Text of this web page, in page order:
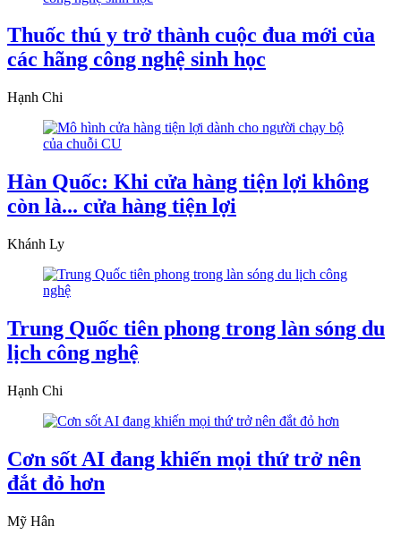
Thuốc thú y trở thành cuộc đua mới của
các hãng công nghệ sinh học
Hạnh Chi
Hàn Quốc: Khi cửa hàng tiện lợi không
còn là... cửa hàng tiện lợi
Khánh Ly
Trung Quốc tiên phong trong làn sóng du
lịch công nghệ
Hạnh Chi
Cơn sốt AI đang khiến mọi thứ trở nên
đắt đỏ hơn
Mỹ Hân